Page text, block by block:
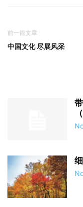
前一篇文章
中国文化 尽展风采